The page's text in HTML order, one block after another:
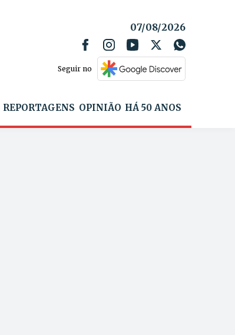
07/08/2026
Seguir no
REPORTAGENS OPINIÃO HÁ 50 ANOS